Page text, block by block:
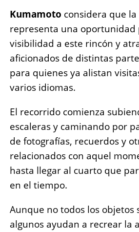
Kumamoto considera que la
representa una oportunidad
visibilidad a este rincón y
aficionados de distintas
para quienes ya alistan
varios idiomas.
El recorrido comienza
escaleras y caminando por
de fotografías, recuerdos y
relacionados con aquel
hasta llegar al cuarto que
en el tiempo.
Aunque no todos los objetos
algunos ayudan a recrear la